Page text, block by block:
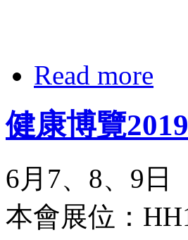
Read more
健康博覽2019
6月7、8、9日
本會展位：